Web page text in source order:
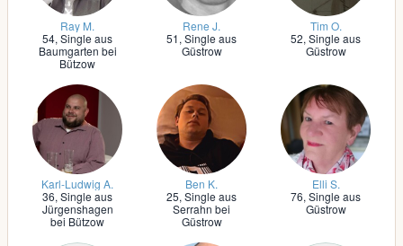
Ray M.
54, Single aus
Baumgarten bei
Bützow
Rene J.
51, Single aus
Güstrow
Tim O.
52, Single aus
Güstrow
Karl-Ludwig A.
36, Single aus
Jürgenshagen
bei Bützow
Ben K.
25, Single aus
Serrahn bei
Güstrow
Elli S.
76, Single aus
Güstrow